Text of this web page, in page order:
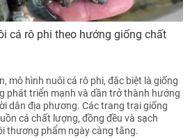
cá rô phi theo hướng giống chất
mô hình nuôi cá rô phi, đặc biệt là giống
phát triển mạnh và dần trở thành hướng
dân địa phương. Các trang trại giống
cá chất lượng, đồng đều và sạch
thương phẩm ngày càng tăng.